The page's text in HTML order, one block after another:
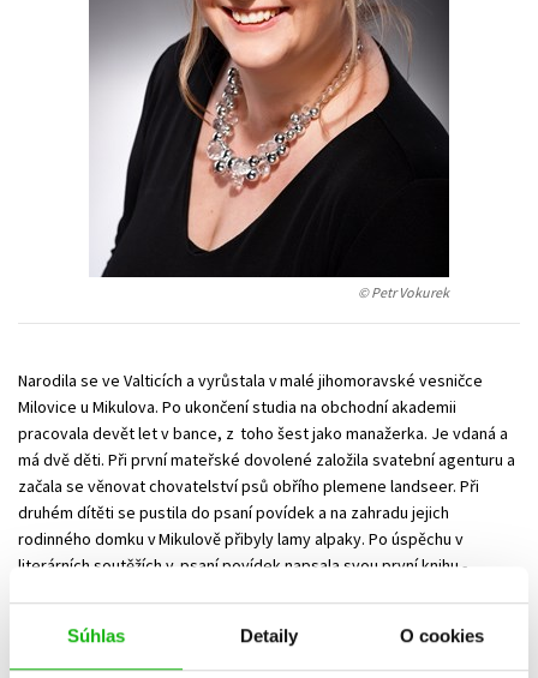
Súhlas Detaily O cookies
Technické vedy
Učebnice
Umenie a kultúra
Výchova a pedagogika
Young adult
Young adult (SK)
Zdravie a životný štýl
Všetky tituly
© Petr Vokurek
Narodila se ve Valticích a vyrůstala v malé jihomoravské vesničce
Milovice u Mikulova. Po ukončení studia na obchodní akademii
pracovala devět let v bance, z toho šest jako manažerka. Je vdaná a
má dvě děti. Při první mateřské dovolené založila svatební agenturu a
začala se věnovat chovatelství psů obřího plemene landseer. Při
druhém dítěti se pustila do psaní povídek a na zahradu jejich
rodinného domku v Mikulově přibyly lamy alpaky. Po úspěchu v
literárních soutěžích v psaní povídek napsala svou první knihu -